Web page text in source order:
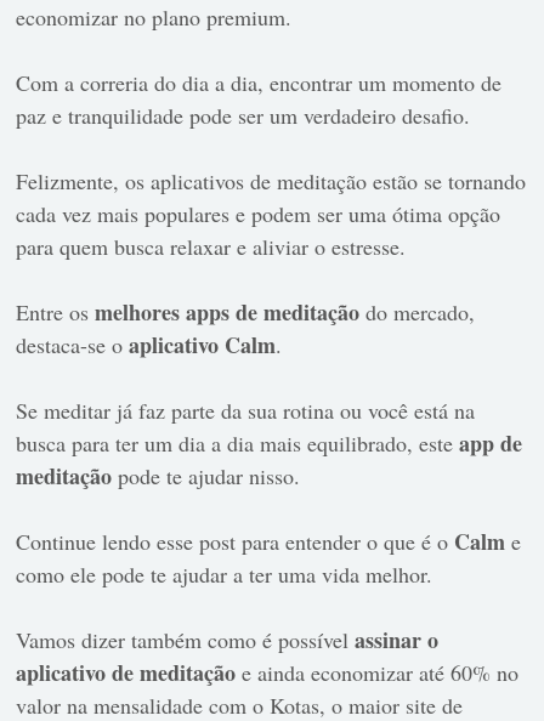
economizar no plano premium.
Com a correria do dia a dia, encontrar um momento de
paz e tranquilidade pode ser um verdadeiro desafio.
Felizmente, os aplicativos de meditação estão se tornando
cada vez mais populares e podem ser uma ótima opção
para quem busca relaxar e aliviar o estresse.
Entre osmelhores apps de meditação do mercado,
destaca-se oaplicativo Calm.
Se meditar já faz parte da sua rotina ou você está na
busca para ter um dia a dia mais equilibrado, esteapp de
meditaçãopode te ajudar nisso.
Continue lendo esse post para entender o que é o Calm e
como ele pode te ajudar a ter uma vida melhor.
Vamos dizer também como é possívelassinar o
aplicativo de meditação e ainda economizar até 60% no
valor na mensalidade com o Kotas, o maior site de